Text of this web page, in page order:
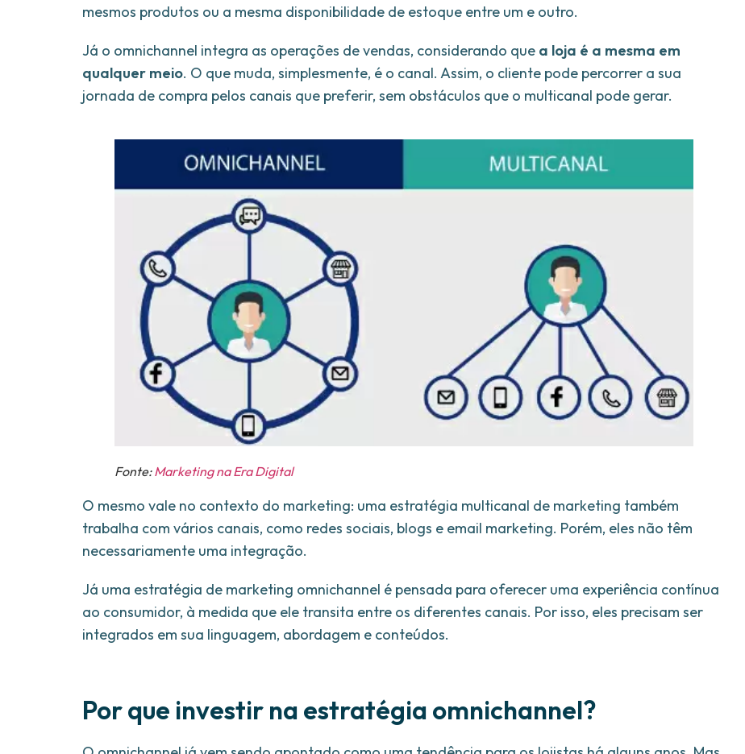
mesmos produtos ou a mesma disponibilidade de estoque entre um e outro.
Já o omnichannel integra as operações de vendas, considerando que a loja é a mesma em
qualquer meio. O que muda, simplesmente, é o canal. Assim, o cliente pode percorrer a sua
jornada de compra pelos canais que preferir, sem obstáculos que o multicanal pode gerar.
Fonte:Marketing na Era Digital
O mesmo vale no contexto do marketing: uma estratégia multicanal de marketing também
trabalha com vários canais, como redes sociais, blogs e email marketing. Porém, eles não têm
necessariamente uma integração.
Já uma estratégia de marketing omnichannel é pensada para oferecer uma experiência contínua
ao consumidor, à medida que ele transita entre os diferentes canais. Por isso, eles precisam ser
integrados em sua linguagem, abordagem e conteúdos.
Por que investir na estratégia omnichannel?